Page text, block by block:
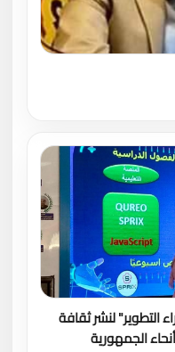
التطوير" لنشر ثقافة
الجمهورية